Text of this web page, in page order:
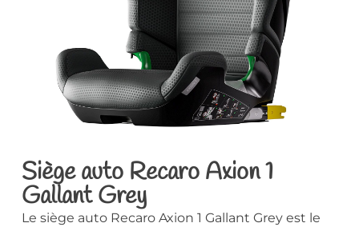
Siège auto Recaro Axion 1
Gallant Grey
Le siège auto Recaro Axion 1 Gallant Grey est le